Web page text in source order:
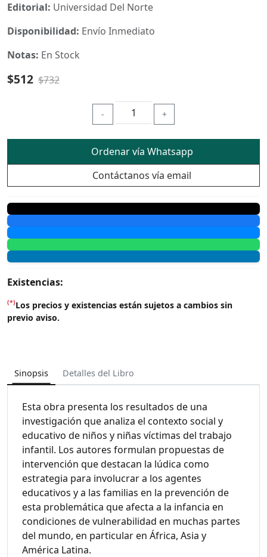
Editorial: Universidad Del Norte
Disponibilidad: Envío Inmediato
Notas: En Stock
$512 $732
- +
Ordenar vía Whatsapp
Contáctanos vía email
Existencias:
(*)Los precios y existencias están sujetos a cambios sin
previo aviso.
Sinopsis Detalles del Libro
Esta obra presenta los resultados de una
investigación que analiza el contexto social y
educativo de niños y niñas víctimas del trabajo
infantil. Los autores formulan propuestas de
intervención que destacan la lúdica como
estrategia para involucrar a los agentes
educativos y a las familias en la prevención de
esta problemática que afecta a la infancia en
condiciones de vulnerabilidad en muchas partes
del mundo, en particular en África, Asia y
América Latina.